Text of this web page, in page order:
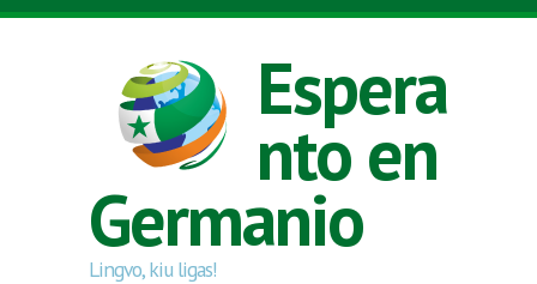
Skip to main content
Espera
nto en
Germanio
Lingvo, kiu ligas!